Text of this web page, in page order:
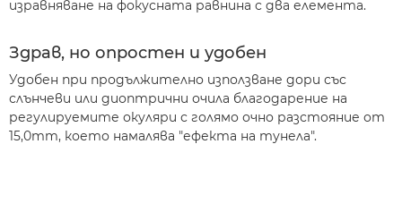
изравняване на фокусната равнина с два елемента.
Здрав, но опростен и удобен
Удобен при продължително използване дори със
слънчеви или диоптрични очила благодарение на
регулируемите окуляри с голямо очно разстояние от
15,0mm, което намалява "ефекта на тунела".